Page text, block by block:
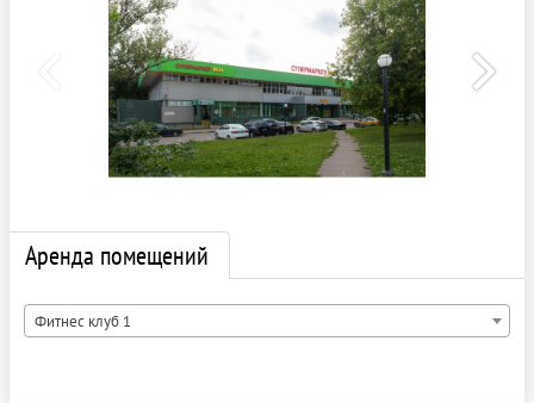
Аренда помещений
Фитнес клуб 1